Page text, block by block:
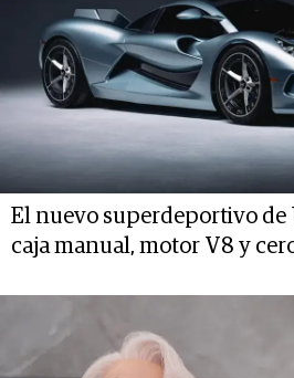
El nuevo superdeportivo de
caja manual, motor V8 y